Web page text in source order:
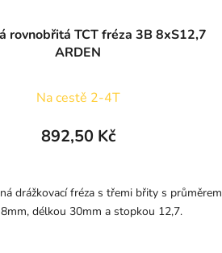
rovnobřitá TCT fréza 3B 8xS12,7
ARDEN
Na cestě 2-4T
892,50 Kč
drážkovací fréza s třemi břity s průměrem
délkou 30mm a stopkou 12,7.